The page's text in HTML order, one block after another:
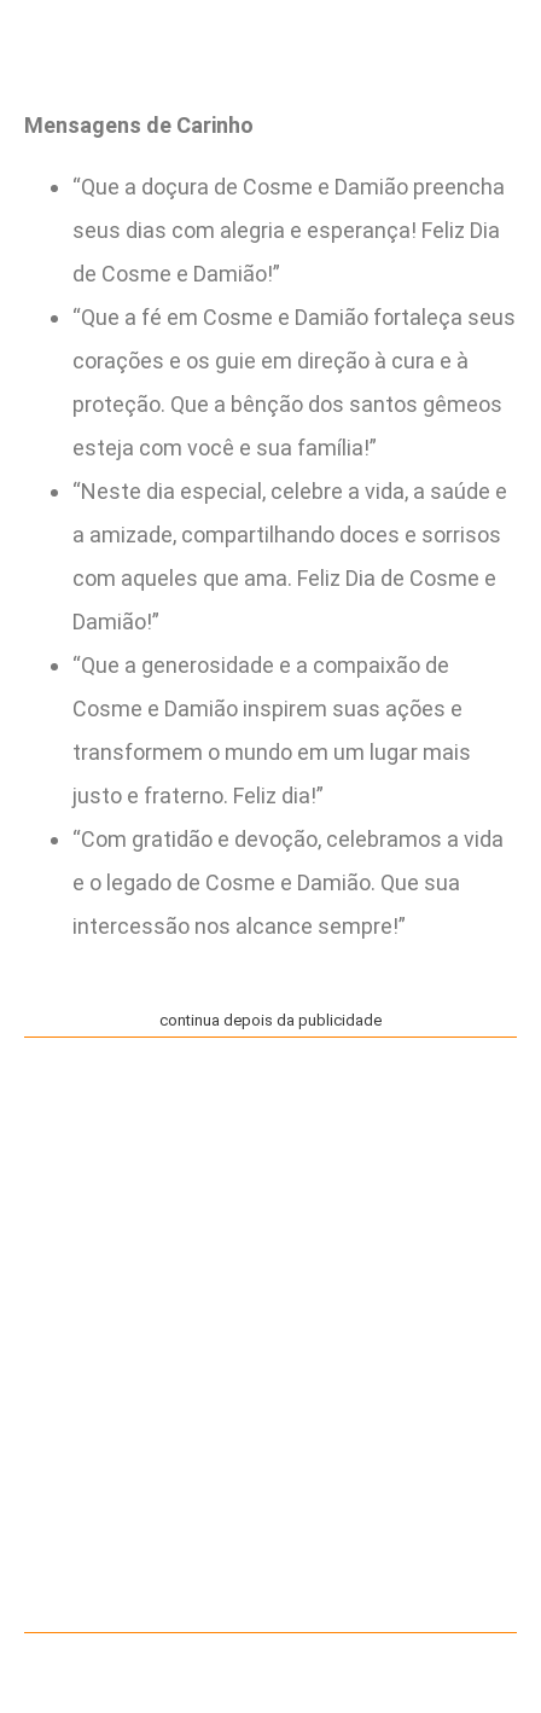
Mensagens de Carinho
“Que a doçura de Cosme e Damião preencha
seus dias com alegria e esperança! Feliz Dia
de Cosme e Damião!”
“Que a fé em Cosme e Damião fortaleça seus
corações e os guie em direção à cura e à
proteção. Que a bênção dos santos gêmeos
esteja com você e sua família!”
“Neste dia especial, celebre a vida, a saúde e
a amizade, compartilhando doces e sorrisos
com aqueles que ama. Feliz Dia de Cosme e
Damião!”
“Que a generosidade e a compaixão de
Cosme e Damião inspirem suas ações e
transformem o mundo em um lugar mais
justo e fraterno. Feliz dia!”
“Com gratidão e devoção, celebramos a vida
e o legado de Cosme e Damião. Que sua
intercessão nos alcance sempre!”
continua depois da publicidade